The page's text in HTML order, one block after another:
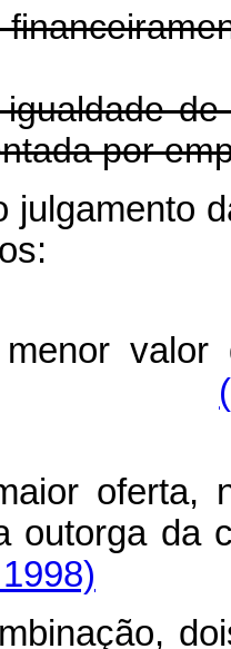
por
julgamento
valor
oferta,
outorga